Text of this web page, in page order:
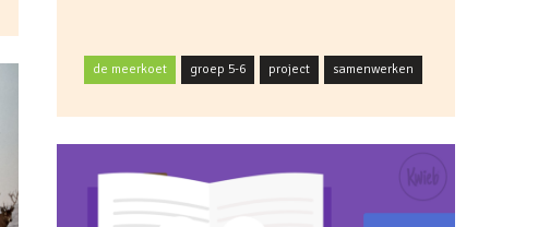
de meerkoet groep 5-6 project samenwerken